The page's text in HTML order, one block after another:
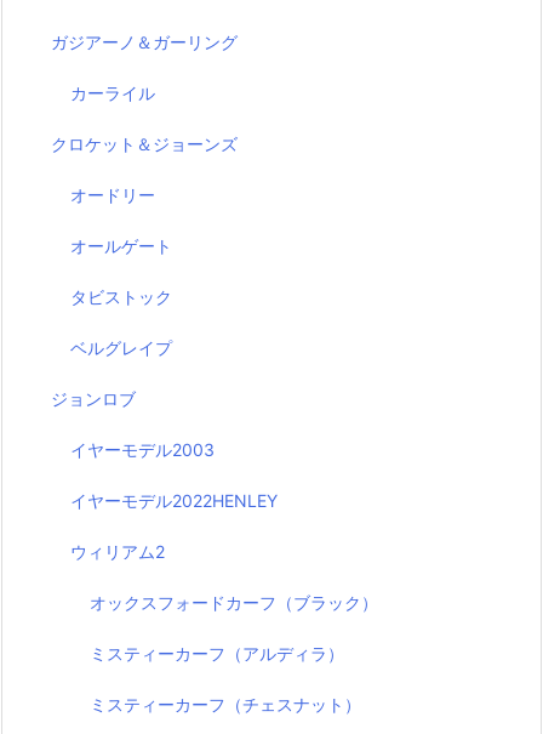
ガジアーノ＆ガーリング
カーライル
クロケット＆ジョーンズ
オードリー
オールゲート
タビストック
ベルグレイプ
ジョンロブ
イヤーモデル2003
イヤーモデル2022HENLEY
ウィリアム2
オックスフォードカーフ（ブラック）
ミスティーカーフ（アルディラ）
ミスティーカーフ（チェスナット）